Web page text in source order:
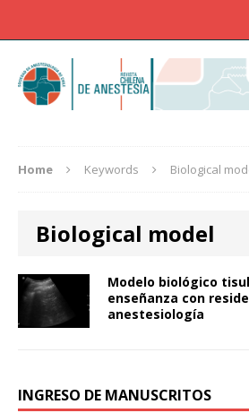
Home Keywords Biological
Biological model
Modelo biológico
enseñanza con
anestesiología
INGRESO DE MANUSCRITOS